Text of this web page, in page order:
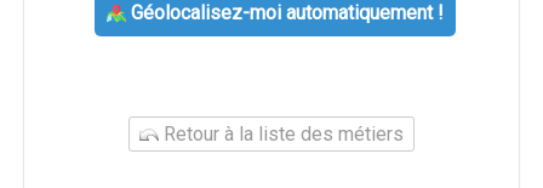
Géolocalisez-moi automatiquement !
Retour à la liste des métiers